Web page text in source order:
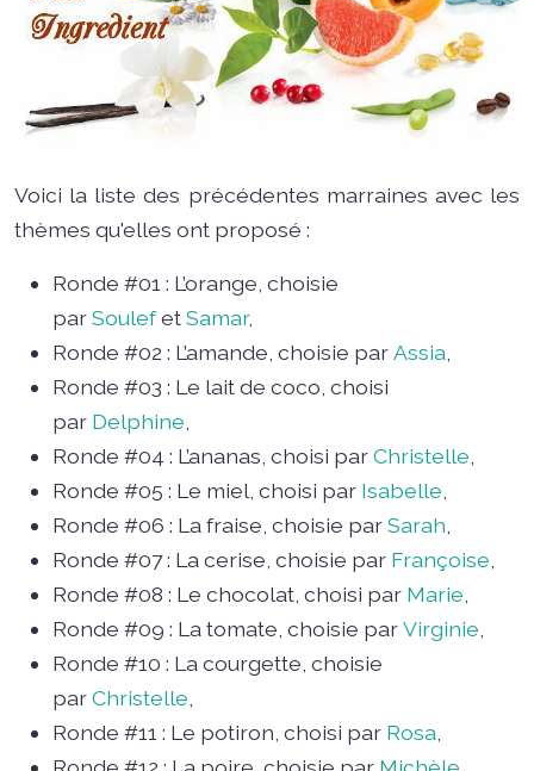
Voici la liste des précédentes marraines avec les
thèmes qu'elles ont proposé :
Ronde #01 : L’orange, choisie
parSoulefetSamar,
Ronde #02 : L’amande, choisie parAssia
Ronde #03 : Le lait de coco, choisi
par Delphine
Ronde #04 : L’ananas, choisi parChristelle
Ronde #05 : Le miel, choisi par Isabelle
Ronde #06 : La fraise, choisie parSarah
Ronde #07 : La cerise, choisie par Françoise
Ronde #08 : Le chocolat, choisi par Marie
Ronde #09 : La tomate, choisie parVirginie
Ronde #10 : La courgette, choisie
parChristelle
Ronde #11 : Le potiron, choisi par Rosa